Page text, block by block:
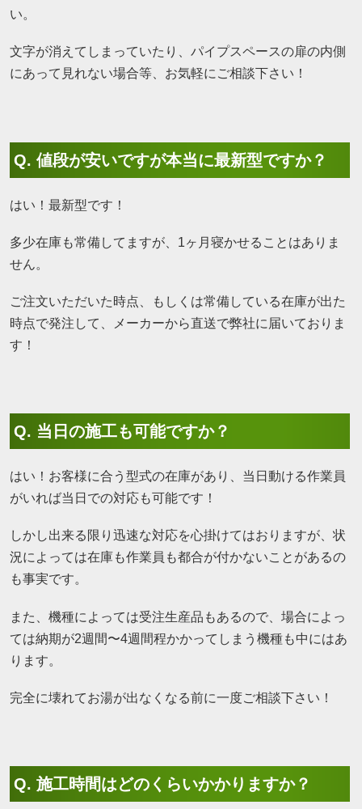
い。
文字が消えてしまっていたり、パイプスペースの扉の内側
にあって見れない場合等、お気軽にご相談下さい！
Q. 値段が安いですが本当に最新型ですか？
はい！最新型です！
多少在庫も常備してますが、1ヶ月寝かせることはありま
せん。
ご注文いただいた時点、もしくは常備している在庫が出た
時点で発注して、メーカーから直送で弊社に届いておりま
す！
Q. 当日の施工も可能ですか？
はい！お客様に合う型式の在庫があり、当日動ける作業員
がいれば当日での対応も可能です！
しかし出来る限り迅速な対応を心掛けてはおりますが、状
況によっては在庫も作業員も都合が付かないことがあるの
も事実です。
また、機種によっては受注生産品もあるので、場合によっ
ては納期が2週間〜4週間程かかってしまう機種も中にはあ
ります。
完全に壊れてお湯が出なくなる前に一度ご相談下さい！
Q. 施工時間はどのくらいかかりますか？